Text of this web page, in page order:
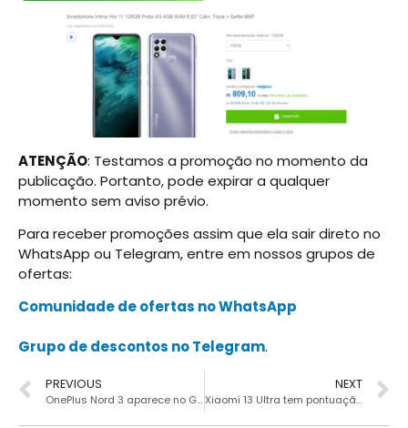
ATENÇÃO: Testamos a promoção no momento da
publicação. Portanto, pode expirar a qualquer
momento sem aviso prévio.
Para receber promoções assim que ela sair direto no
WhatsApp ou Telegram, entre em nossos grupos de
ofertas:
Comunidade de ofertas no WhatsApp
Grupo de descontos no Telegram.
PREVIOUS
OnePlus Nord 3 aparece no Geekbench com processador Dimensity 9000
NEXT
Xiaomi 13 Ultra tem pontuação decepcionante em teste de câmera